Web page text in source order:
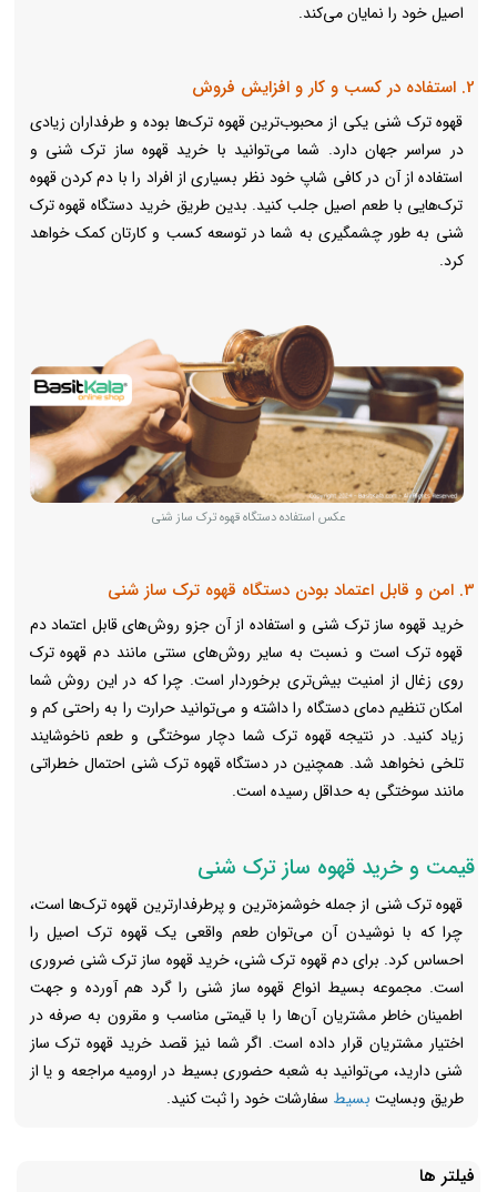
اصیل خود را نمایان می‌کند.
2. استفاده در کسب و کار و افزایش فروش
قهوه ترک شنی یکی از محبوب‌ترین قهوه ترک‌ها بوده و طرفداران زیادی
در سراسر جهان دارد. شما می‌توانید با خرید قهوه ساز ترک شنی و
استفاده از آن در کافی شاپ خود نظر بسیاری از افراد را با دم کردن قهوه
تر‌ک‌هایی با طعم اصیل جلب کنید. بدین طریق خرید دستگاه قهوه ترک
شنی به طور چشمگیری به شما در توسعه کسب و کارتان کمک خواهد
کرد.
عکس استفاده دستگاه قهوه ترک ساز شنی
3. امن و قابل اعتماد بودن دستگاه قهوه ترک ساز شنی
خرید قهوه ساز ترک شنی و استفاده از آن جزو روش‌های قابل اعتماد دم
قهوه ترک است و نسبت به سایر روش‌های سنتی مانند دم قهوه ترک
روی زغال از امنیت بیش‌تری برخوردار است. چرا که در این روش شما
امکان تنظیم دمای دستگاه را داشته و می‌توانید حرارت را به راحتی کم و
زیاد کنید. در نتیجه قهوه ترک شما دچار سوختگی و طعم ناخوشایند
تلخی نخواهد شد. همچنین در دستگاه قهوه ترک شنی احتمال خطراتی
مانند سوختگی به حداقل رسیده است.
قیمت و خرید قهوه ساز ترک شنی
قهوه ترک شنی از جمله خوشمزه‌ترین و پرطرفدارترین قهوه ترک‌ها است،
چرا که با نوشیدن آن می‌توان طعم واقعی یک قهوه ترک اصیل را
احساس کرد. برای دم قهوه ترک شنی، خرید قهوه ساز ترک شنی ضروری
است. مجموعه بسیط انواع قهوه ساز شنی را گرد هم آورده و جهت
اطمینان خاطر مشتریان آن‌ها را با قیمتی مناسب و مقرون به صرفه در
اختیار مشتریان قرار داده است. اگر شما نیز قصد خرید قهوه ترک ساز
شنی دارید، می‌توانید به شعبه حضوری بسیط در ارومیه مراجعه و یا از
طریق وبسایت بسیط سفارشات خود را ثبت کنید.
فیلتر ها